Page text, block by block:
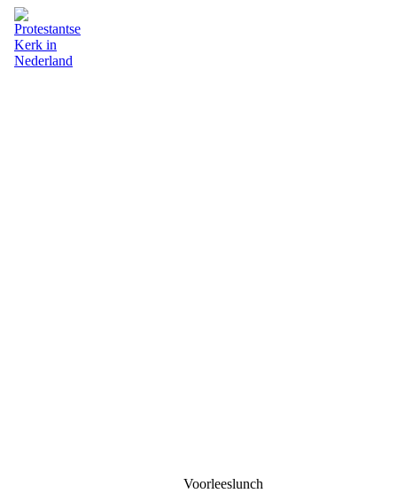
Voorleeslunch